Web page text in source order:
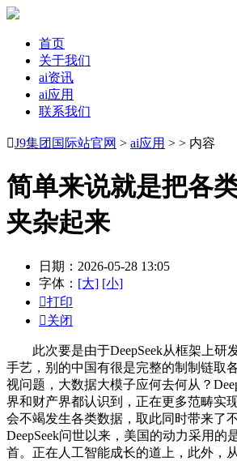
首页
关于我们
ai资讯
ai应用
联系我们
J9集团国际站官网 > ai应用 > > 内容
简单来说就是把各
夹杂起来
日期：2026-05-28 13:05
字体： [大] [小]
打印
关闭
此次要是由于DeepSeek从框架上研
手艺，别的中国有很是完整的制制链取
视问题，大数据大模子应何去何从？
界和财产界都认识到，正在更多范畴实
会不竭发生各类数据，取此同时带来了
DeepSeek问世以来，美国的动力采用的
首。正在人工智能成长的道上，此外，